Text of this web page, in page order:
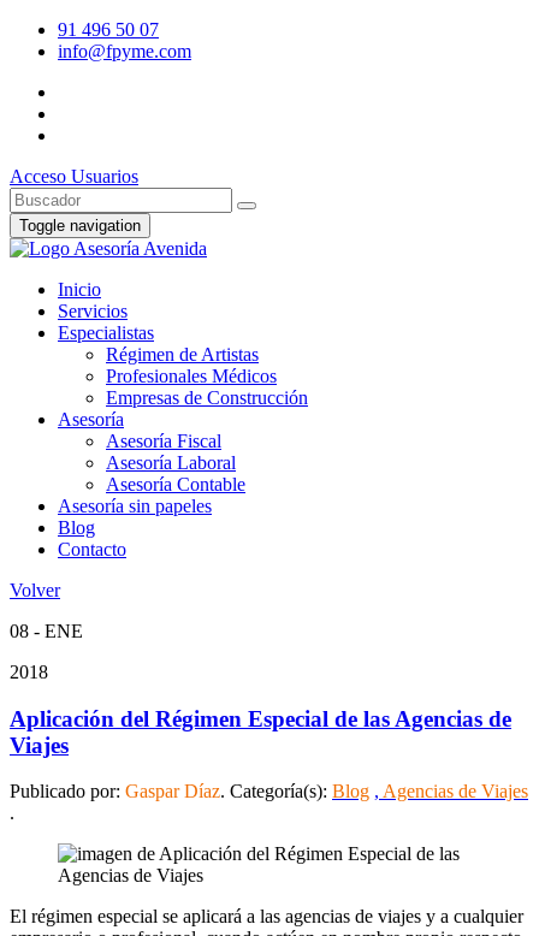
91 496 50 07
info@fpyme.com
Acceso Usuarios
Toggle navigation
Inicio
Servicios
Especialistas
Régimen de Artistas
Profesionales Médicos
Empresas de Construcción
Asesoría
Asesoría Fiscal
Asesoría Laboral
Asesoría Contable
Asesoría sin papeles
Blog
Contacto
Volver
08 - ENE
2018
Aplicación del Régimen Especial de las Agencias de
Viajes
Publicado por: Gaspar Díaz. Categoría(s): Blog , Agencias de Viajes
.
El régimen especial se aplicará a las agencias de viajes y a cualquier